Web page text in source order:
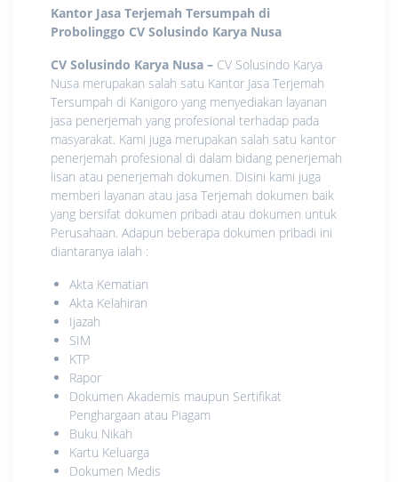
Kantor Jasa Terjemah Tersumpah di
Probolinggo CV Solusindo Karya Nusa
CV Solusindo Karya Nusa – CV Solusindo Karya
Nusa merupakan salah satu Kantor Jasa Terjemah
Tersumpah di Kanigoro yang menyediakan layanan
jasa penerjemah yang profesional terhadap pada
masyarakat. Kami juga merupakan salah satu kantor
penerjemah profesional di dalam bidang penerjemah
lisan atau penerjemah dokumen. Disini kami juga
memberi layanan atau jasa Terjemah dokumen baik
yang bersifat dokumen pribadi atau dokumen untuk
Perusahaan. Adapun beberapa dokumen pribadi ini
diantaranya ialah :
Akta Kematian
Akta Kelahiran
Ijazah
SIM
KTP
Rapor
Dokumen Akademis maupun Sertifikat
Penghargaan atau Piagam
Buku Nikah
Kartu Keluarga
Dokumen Medis